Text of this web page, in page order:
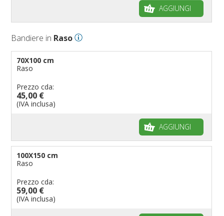
AGGIUNGI
Bandiere in Raso
70X100 cm
Raso
Prezzo cda:
45,00 €
(IVA inclusa)
AGGIUNGI
100X150 cm
Raso
Prezzo cda:
59,00 €
(IVA inclusa)